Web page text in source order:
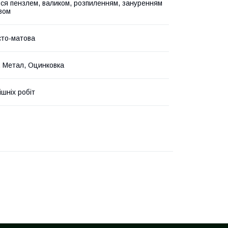
пензлем, валиком, розпиленням, зануренням
матова
Метал, Оцинковка
робіт